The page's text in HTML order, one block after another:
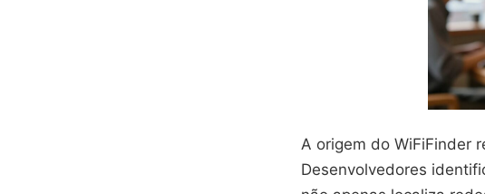
A origem do WiFiFinder
Desenvolvedores